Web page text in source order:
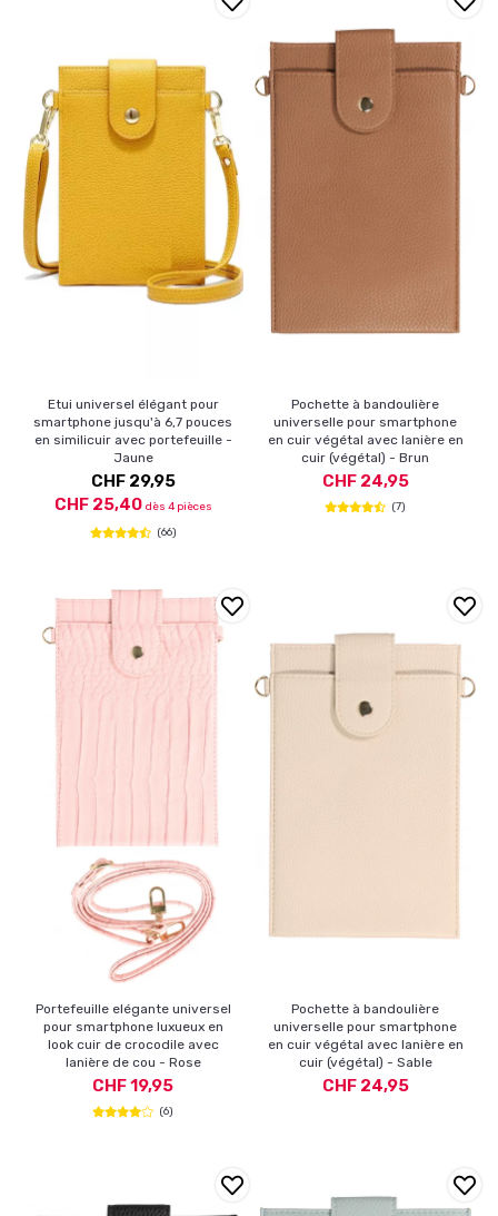
Etui universel élégant pour
smartphone jusqu'à 6,7 pouces
en similicuir avec portefeuille -
Jaune
CHF 29,95
CHF 25,40 dès 4 pièces
(66)
Pochette à bandoulière
universelle pour smartphone
en cuir végétal avec lanière en
cuir (végétal) - Brun
CHF 24,95
(7)
Portefeuille elégante universel
pour smartphone luxueux en
look cuir de crocodile avec
lanière de cou - Rose
CHF 19,95
(6)
Pochette à bandoulière
universelle pour smartphone
en cuir végétal avec lanière en
cuir (végétal) - Sable
CHF 24,95